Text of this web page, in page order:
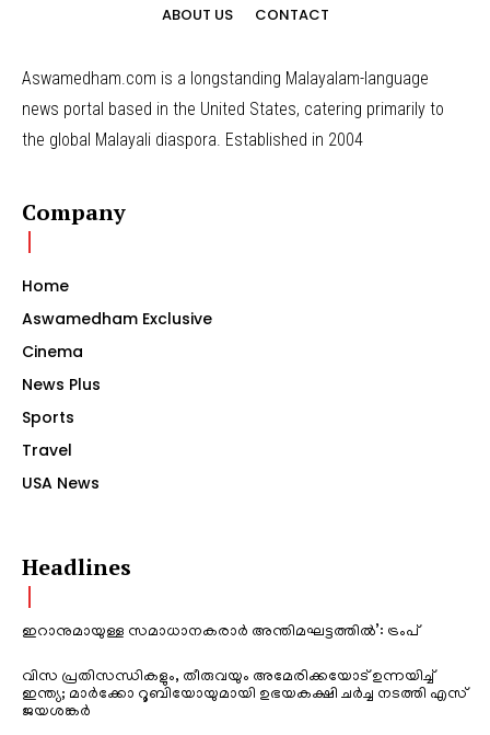
ABOUT US CONTACT
Aswamedham.com is a longstanding Malayalam-language
news portal based in the United States, catering primarily to
the global Malayali diaspora. Established in 2004
Company
Home
Aswamedham Exclusive
Cinema
News Plus
Sports
Travel
USA News
Headlines
ഇറാനുമായുള്ള സമാധാനകരാർ അന്തിമഘട്ടത്തിൽ‌’: ട്രംപ്
വിസ പ്രതിസന്ധികളും, തീരുവയും അമേരിക്കയോട് ഉന്നയിച്ച്
ഇന്ത്യ; മാർക്കോ റൂബിയോയുമായി ഉഭയകക്ഷി ചർച്ച നടത്തി എസ്
ജയശങ്കർ